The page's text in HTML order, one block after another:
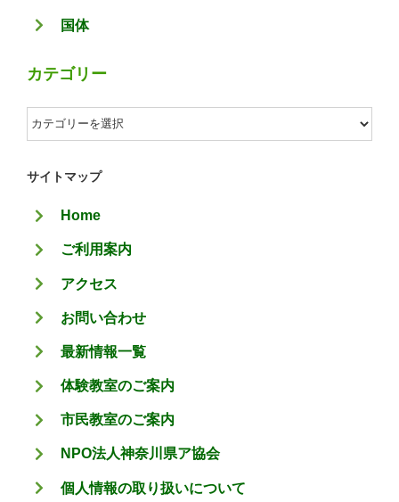
国体
カテゴリー
カ
テ
ゴ
ー
サイトマップ
Home
ご利用案内
アクセス
お問い合わせ
最新情報一覧
体験教室のご案内
市民教室のご案内
NPO法人神奈川県ア協会
個人情報の取り扱いについて